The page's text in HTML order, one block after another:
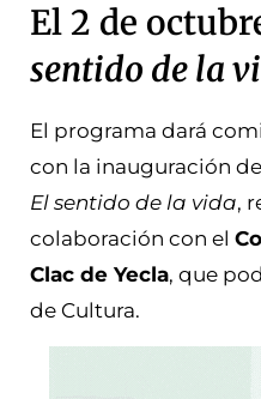
El 2 de
sentido de la
El programa dará
con la inauguración
El sentido de la vida,
colaboración con el
Clac de Yecla, que
de Cultura.